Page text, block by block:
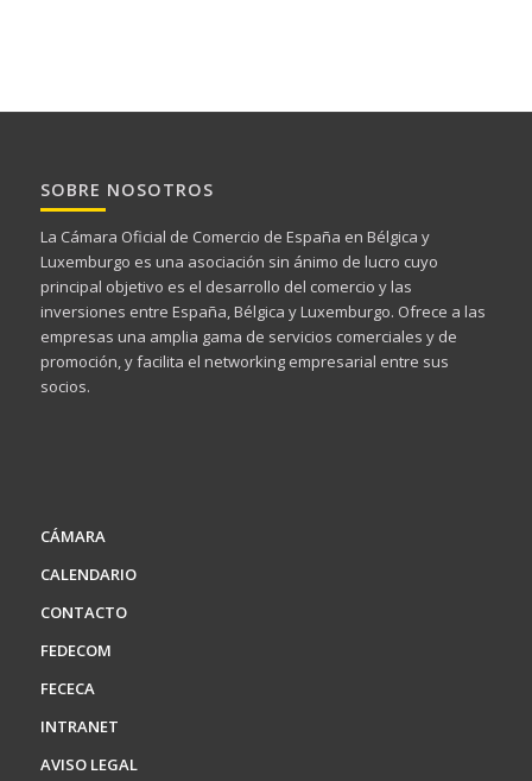
SOBRE NOSOTROS
La Cámara Oficial de Comercio de España en Bélgica y
Luxemburgo es una asociación sin ánimo de lucro cuyo
principal objetivo es el desarrollo del comercio y las
inversiones entre España, Bélgica y Luxemburgo. Ofrece a las
empresas una amplia gama de servicios comerciales y de
promoción, y facilita el networking empresarial entre sus
socios.
CÁMARA
CALENDARIO
CONTACTO
FEDECOM
FECECA
INTRANET
AVISO LEGAL